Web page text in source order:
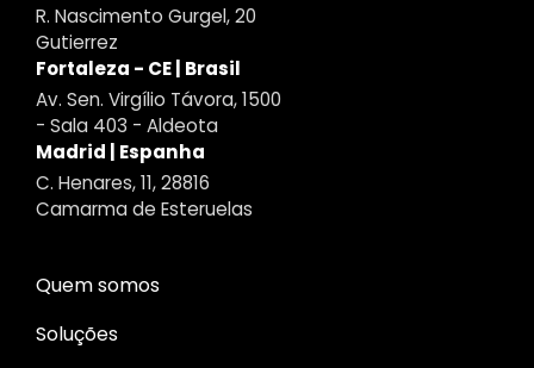
R. Nascimento Gurgel, 20
Gutierrez
Fortaleza - CE | Brasil
Av. Sen. Virgílio Távora, 1500
- Sala 403 - Aldeota
Madrid | Espanha
C. Henares, 11, 28816
Camarma de Esteruelas
Quem somos
Soluções